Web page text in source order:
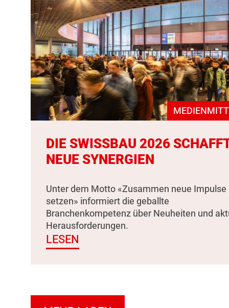
DIE SWISSBAU 2026
NEUE SYNERGIEN
Unter dem Motto «Zusammen neue Impulse
setzen» informiert die geballte
Branchenkompetenz über Neuheiten und
Herausforderungen.
LESEN